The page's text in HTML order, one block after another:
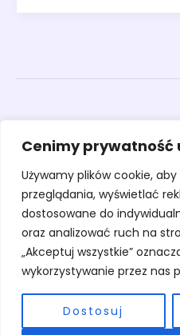
Cenimy prywatność
Używamy plików cookie,
przeglądania, wyświetlać
dostosowane do
oraz analizować ruch na
„Akceptuj wszystkie”
wykorzystywanie przez nas
Dostosuj
O
Copyright © 2026 Pracownia Stary